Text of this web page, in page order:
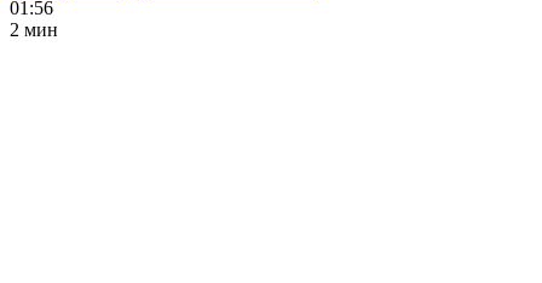
01:56
2 мин